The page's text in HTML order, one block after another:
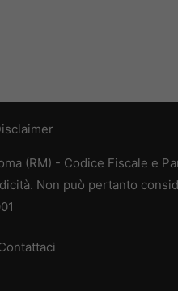
(RM) - Codice Fiscale e
Non può pertanto